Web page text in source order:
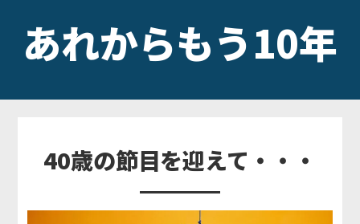
あれからもう10年
40歳の節目を迎えて・・・